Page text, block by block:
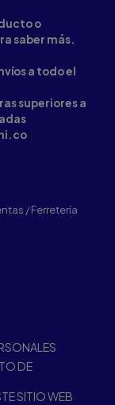
o
saber más.
a todo el
superiores a
/ Ferretería
DE
SITIO WEB